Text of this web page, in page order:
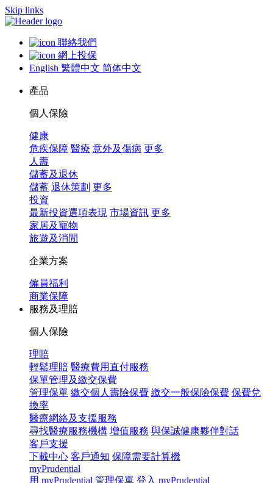
Skip links
聯絡我們
網上投保
English 繁體中文 简体中文
產品
個人保險
健康
危疾保障 醫療 意外及傷病 更多
人壽
儲蓄及退休
儲蓄 退休策劃 更多
投資
最新投資選項表現 市場資訊 更多
家居及寵物
旅遊及消閒
企業方案
僱員福利
商業保障
服務及理賠
個人保險
理賠
輕鬆理賠 醫療費用直付服務
保單管理及繳交保費
管理保單 繳交個人壽險保費 繳交一般保險保費 保費兌
換率
醫療網絡及支援服務
尋找醫療服務機構 增值服務 與保誠健康夥伴對話
客戶支援
下載中心 客戶通知 保障需要計算機
myPrudential
用 myPrudential 管理保單 登入 myPrudential